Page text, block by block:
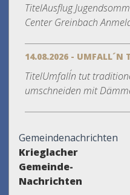
TitelAusflug
Center Greinbach
14.08.2026 - UMFALL´N
TitelUmfall´n tut
umschneiden mit
Gemeindenachrichten
Krieglacher
Gemeinde-
Nachrichten